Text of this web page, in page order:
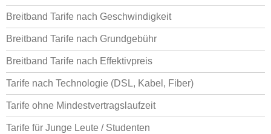
Breitband Tarife nach Geschwindigkeit
Breitband Tarife nach Grundgebühr
Breitband Tarife nach Effektivpreis
Tarife nach Technologie (DSL, Kabel, Fiber)
Tarife ohne Mindestvertragslaufzeit
Tarife für Junge Leute / Studenten